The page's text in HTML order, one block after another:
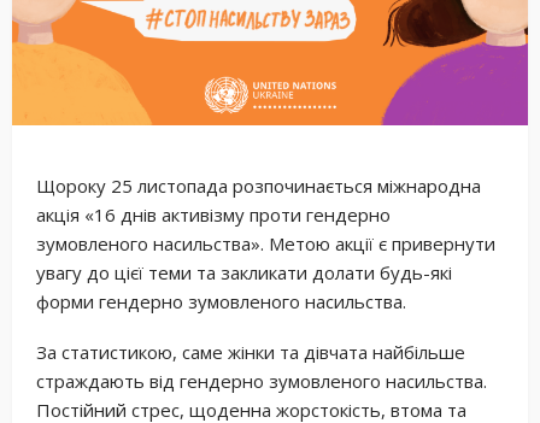
Щороку 25 листопада розпочинається міжнародна
акція «16 днів активізму проти гендерно
зумовленого насильства». Метою акції є привернути
увагу до цієї теми та закликати долати будь-які
форми гендерно зумовленого насильства.
За статистикою, саме жінки та дівчата найбільше
страждають від гендерно зумовленого насильства.
Постійний стрес, щоденна жорстокість, втома та